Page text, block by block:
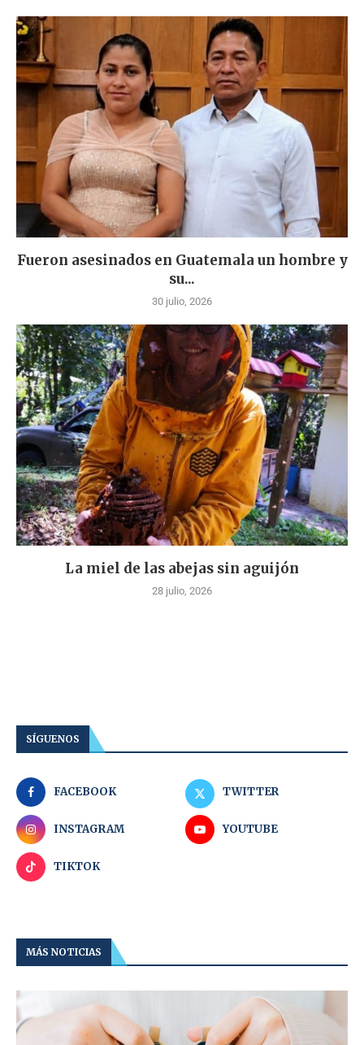
Fueron asesinados en Guatemala un hombre y
su...
30 julio, 2026
La miel de las abejas sin aguijón
28 julio, 2026
SÍGUENOS
FACEBOOK TWITTER
INSTAGRAM YOUTUBE
TIKTOK
MÁS NOTICIAS